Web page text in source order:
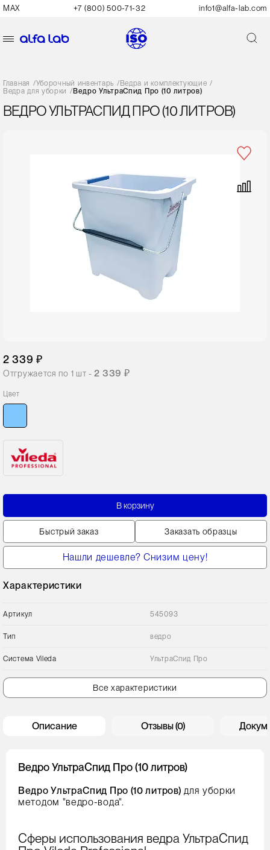
MAX +7 (800) 500-71-32 info1@alfa-lab.com
Главная /Уборочный инвентарь / Ведра и комплектующие /
Ведра для уборки / Ведро УльтраСпид Про (10 литров)
ВЕДРО УЛЬТРАСПИД ПРО (10 ЛИТРОВ)
2 339 ₽
Отгружается по 1 шт -2 339 ₽
Цвет
В корзину
Быстрый заказ Заказать образцы
Нашли дешевле? Снизим цену!
Характеристики
Артикул 545093
Тип ведро
Сиcтема Vileda УльтраСпид Про
Все характеристики
Описание Отзывы (0)
Ведро УльтраСпид Про (10 литров)
Ведро УльтраСпид Про (10 литров) для уборки
методом "ведро-вода".
Сферы использования ведра УльтраСпид